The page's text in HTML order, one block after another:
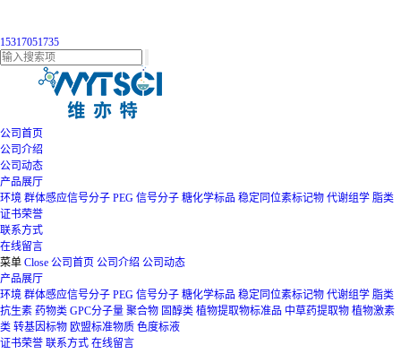
15317051735
公司首页
公司介绍
公司动态
产品展厅
环境 群体感应信号分子 PEG 信号分子 糖化学标品 稳定同位素标记物 代谢组学 脂类
证书荣誉
联系方式
在线留言
菜单 Close 公司首页 公司介绍 公司动态
产品展厅
环境 群体感应信号分子 PEG 信号分子 糖化学标品 稳定同位素标记物 代谢组学 脂类
抗生素 药物类 GPC分子量 聚合物 固醇类 植物提取物标准品 中草药提取物 植物激素
类 转基因标物 欧盟标准物质 色度标液
证书荣誉 联系方式 在线留言